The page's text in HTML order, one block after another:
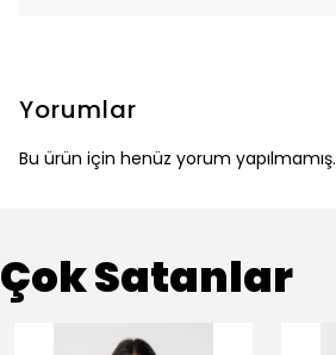
Yorumlar
Bu ürün için henüz yorum yapılmamış.
Çok Satanlar